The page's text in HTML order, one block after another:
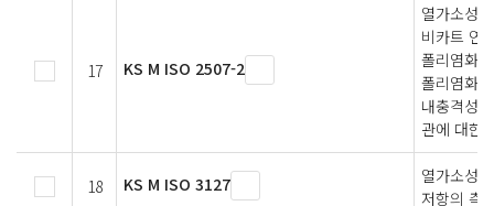
17 KS M ISO 2507-2
열가소성
비카트 연
폴리염화
폴리염화
내충격성
관에 대한
18 KS M ISO 3127
열가소성
저항의 측